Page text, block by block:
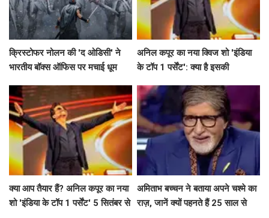
क्रिस्टोफर नोलन की 'द ओडिसी' ने
भारतीय बॉक्स ऑफिस पर मचाई धूम
अनिल कपूर का नया क्विज शो 'इंडिया
के टॉप 1 पर्सेंट': क्या है इसकी
क्या आप तैयार हैं? अनिल कपूर का नया
शो 'इंडिया के टॉप 1 पर्सेंट' 5 सितंबर से
अमिताभ बच्चन ने बताया अपने चश्मे का
राज़, जानें क्यों पहनते हैं 25 साल से